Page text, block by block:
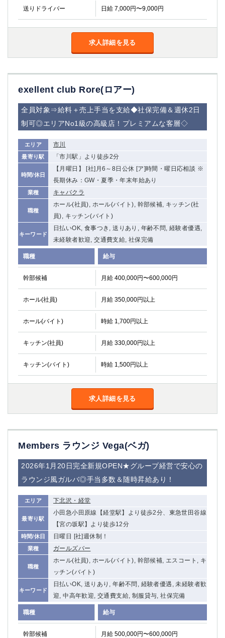
送りドライバー 日給 7,000円〜9,000円
求人詳細を見る
exellent club Rore(ロアー)
全員対象⇒給料＋売上手当を支給◆社保完備＆週休2日
制可◎エリアNo1級の高級店！プレミアムな客層◇
エリア 市川
最寄り駅 「市川駅」より徒歩2分
時間/休日
【月曜日】 [社]月6～8日公休 [ア]時間・曜日応相談 ※
長期休み：GW・夏季・年末年始あり
業種 キャバクラ
職種
ホール(社員), ホール(バイト), 幹部候補, キッチン(社
員), キッチン(バイト)
キーワード
日払いOK, 食事つき, 送りあり, 年齢不問, 経験者優遇,
未経験者歓迎, 交通費支給, 社保完備
職種 給与
幹部候補 月給 400,000円〜600,000円
ホール(社員) 月給 350,000円以上
ホール(バイト) 時給 1,700円以上
キッチン(社員) 月給 330,000円以上
キッチン(バイト) 時給 1,500円以上
求人詳細を見る
Members ラウンジ Vega(ベガ)
2026年1月20日完全新規OPEN★グループ経営で安心の
ラウンジ風ガルバ◎手当多数＆随時昇給あり！
エリア 下北沢・経堂
最寄り駅
小田急小田原線【経堂駅】より徒歩2分、東急世田谷線
【宮の坂駅】より徒歩12分
時間/休日 日曜日 [社]週休制！
業種 ガールズバー
職種
ホール(社員), ホール(バイト), 幹部候補, エスコート, キ
ッチン(バイト)
キーワード
日払いOK, 送りあり, 年齢不問, 経験者優遇, 未経験者歓
迎, 中高年歓迎, 交通費支給, 制服貸与, 社保完備
職種 給与
幹部候補 月給 500,000円〜600,000円